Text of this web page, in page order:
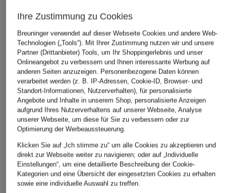
Ihre Zustimmung zu Cookies
Breuninger verwendet auf dieser Webseite Cookies und andere Web-
Technologien („Tools“). Mit Ihrer Zustimmung nutzen wir und unsere
Partner (Drittanbieter) Tools, um Ihr Shoppingerlebnis und unser
Onlineangebot zu verbessern und Ihnen interessante Werbung auf
anderen Seiten anzuzeigen. Personenbezogene Daten können
verarbeitet werden (z. B. IP-Adressen, Cookie-ID, Browser- und
Standort-Informationen, Nutzerverhalten), für personalisierte
Angebote und Inhalte in unserem Shop, personalisierte Anzeigen
aufgrund Ihres Nutzerverhaltens auf unserer Webseite, Analyse
unserer Webseite, um diese für Sie zu verbessern oder zur
Optimierung der Werbeaussteuerung.
Klicken Sie auf „Ich stimme zu“ um alle Cookies zu akzeptieren und
direkt zur Webseite weiter zu navigieren; oder auf „Individuelle
Einstellungen“, um eine detaillierte Beschreibung der Cookie-
Kategorien und eine Übersicht der eingesetzten Cookies zu erhalten
sowie eine individuelle Auswahl zu treffen.